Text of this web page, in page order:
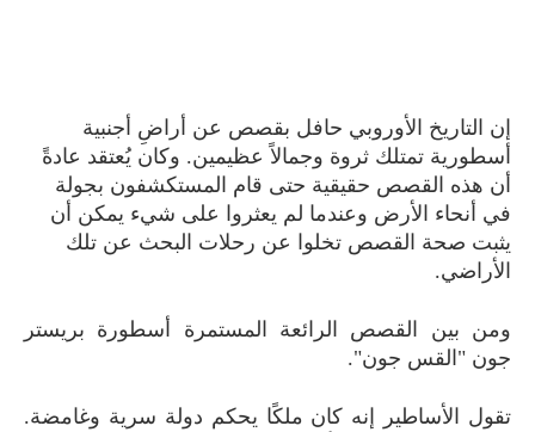
إن التاريخ الأوروبي حافل بقصص عن أراضٍ أجنبية
أسطورية تمتلك ثروة وجمالاً عظيمين. وكان يُعتقد عادةً
أن هذه القصص حقيقية حتى قام المستكشفون بجولة
في أنحاء الأرض وعندما لم يعثروا على شيء يمكن أن
يثبت صحة القصص تخلوا عن رحلات البحث عن تلك
الأراضي.
ومن بين القصص الرائعة المستمرة أسطورة بريستر
جون "القس جون".
تقول الأساطير إنه كان ملكًا يحكم دولة سرية وغامضة.